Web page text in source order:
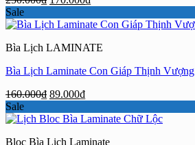
là:
tại
170.000₫.
Sale
Bìa Lịch LAMINATE
Bìa Lịch Laminate Con Giáp Thịnh Vượng
160.000₫ Giá
là:
89.000₫Giá
tại
89.000₫.
Sale
Bloc Bìa Lịch Laminate